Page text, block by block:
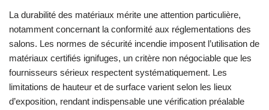
La durabilité des matériaux mérite une attention particulière,
notamment concernant la conformité aux réglementations des
salons. Les normes de sécurité incendie imposent l’utilisation de
matériaux certifiés ignifuges, un critère non négociable que les
fournisseurs sérieux respectent systématiquement. Les
limitations de hauteur et de surface varient selon les lieux
d’exposition, rendant indispensable une vérification préalable